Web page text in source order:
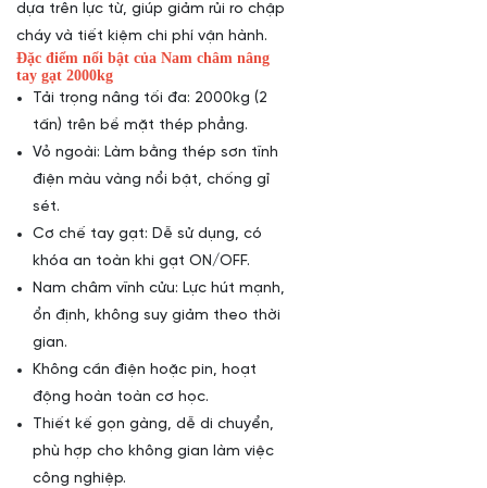
dựa trên lực từ, giúp giảm rủi ro chập
cháy và tiết kiệm chi phí vận hành.
Đặc điểm nổi bật của Nam châm nâng
tay gạt 2000kg
Tải trọng nâng tối đa: 2000kg (2
tấn) trên bề mặt thép phẳng.
Vỏ ngoài: Làm bằng thép sơn tĩnh
điện màu vàng nổi bật, chống gỉ
sét.
Cơ chế tay gạt: Dễ sử dụng, có
khóa an toàn khi gạt ON/OFF.
Nam châm vĩnh cửu: Lực hút mạnh,
ổn định, không suy giảm theo thời
gian.
Không cần điện hoặc pin, hoạt
động hoàn toàn cơ học.
Thiết kế gọn gàng, dễ di chuyển,
phù hợp cho không gian làm việc
công nghiệp.